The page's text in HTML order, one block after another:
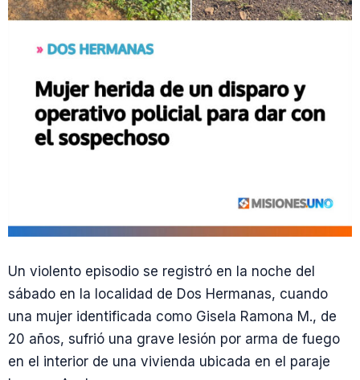
Un violento episodio se registró en la noche del
sábado en la localidad de Dos Hermanas, cuando
una mujer identificada como Gisela Ramona M., de
20 años, sufrió una grave lesión por arma de fuego
en el interior de una vivienda ubicada en el paraje